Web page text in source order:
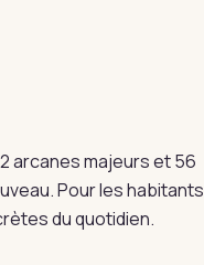
arcanes majeurs et 56
Pour les habitants
du quotidien.